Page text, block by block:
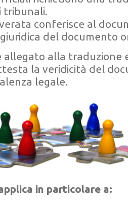
tribunali.
conferisce al
del documento
allegato alla traduzione
la veridicità del
legale.
in particolare a: